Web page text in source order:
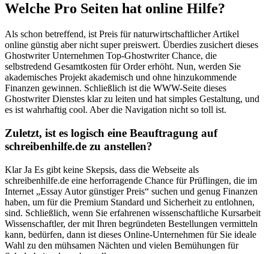
Welche Pro Seiten hat online Hilfe?
Als schon betreffend, ist Preis für naturwirtschaftlicher Artikel
online günstig aber nicht super preiswert. Überdies zusichert dieses
Ghostwriter Unternehmen Top-Ghostwriter Chance, die
selbstredend Gesamtkosten für Order erhöht. Nun, werden Sie
akademisches Projekt akademisch und ohne hinzukommende
Finanzen gewinnen. Schließlich ist die WWW-Seite dieses
Ghostwriter Dienstes klar zu leiten und hat simples Gestaltung, und
es ist wahrhaftig cool. Aber die Navigation nicht so toll ist.
Zuletzt, ist es logisch eine Beauftragung auf
schreibenhilfe.de zu anstellen?
Klar Ja Es gibt keine Skepsis, dass die Webseite als
schreibenhilfe.de eine herforragende Chance für Prüflingen, die im
Internet „Essay Autor günstiger Preis“ suchen und genug Finanzen
haben, um für die Premium Standard und Sicherheit zu entlohnen,
sind. Schließlich, wenn Sie erfahrenen wissenschaftliche Kursarbeit
Wissenschaftler, der mit Ihren begründeten Bestellungen vermitteln
kann, bedürfen, dann ist dieses Online-Unternehmen für Sie ideale
Wahl zu den mühsamen Nächten und vielen Bemühungen für